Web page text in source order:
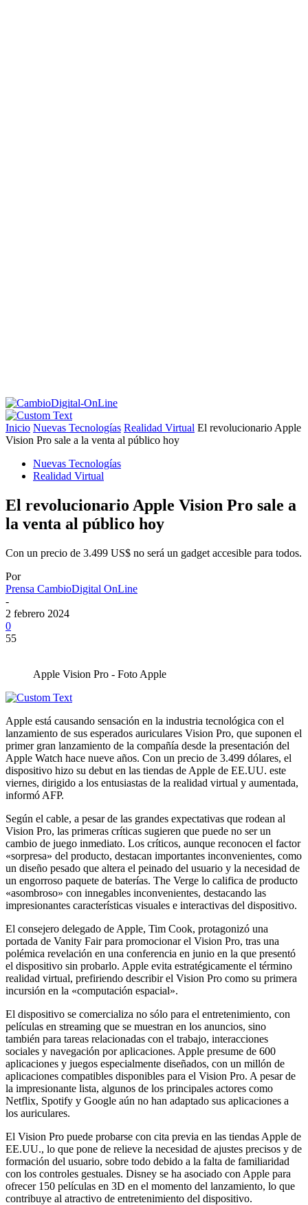
Inicio Nuevas Tecnologías Realidad Virtual El revolucionario Apple
Vision Pro sale a la venta al público hoy
Nuevas Tecnologías
Realidad Virtual
El revolucionario Apple Vision Pro sale a
la venta al público hoy
Con un precio de 3.499 US$ no será un gadget accesible para todos.
Por
Prensa CambioDigital OnLine
-
2 febrero 2024
0
55
Apple Vision Pro - Foto Apple
Apple está causando sensación en la industria tecnológica con el
lanzamiento de sus esperados auriculares Vision Pro, que suponen el
primer gran lanzamiento de la compañía desde la presentación del
Apple Watch hace nueve años. Con un precio de 3.499 dólares, el
dispositivo hizo su debut en las tiendas de Apple de EE.UU. este
viernes, dirigido a los entusiastas de la realidad virtual y aumentada,
informó AFP.
Según el cable, a pesar de las grandes expectativas que rodean al
Vision Pro, las primeras críticas sugieren que puede no ser un
cambio de juego inmediato. Los críticos, aunque reconocen el factor
«sorpresa» del producto, destacan importantes inconvenientes, como
un diseño pesado que altera el peinado del usuario y la necesidad de
un engorroso paquete de baterías. The Verge lo califica de producto
«asombroso» con innegables inconvenientes, destacando las
impresionantes características visuales e interactivas del dispositivo.
El consejero delegado de Apple, Tim Cook, protagonizó una
portada de Vanity Fair para promocionar el Vision Pro, tras una
polémica revelación en una conferencia en junio en la que presentó
el dispositivo sin probarlo. Apple evita estratégicamente el término
realidad virtual, prefiriendo describir el Vision Pro como su primera
incursión en la «computación espacial».
El dispositivo se comercializa no sólo para el entretenimiento, con
películas en streaming que se muestran en los anuncios, sino
también para tareas relacionadas con el trabajo, interacciones
sociales y navegación por aplicaciones. Apple presume de 600
aplicaciones y juegos especialmente diseñados, con un millón de
aplicaciones compatibles disponibles para el Vision Pro. A pesar de
la impresionante lista, algunos de los principales actores como
Netflix, Spotify y Google aún no han adaptado sus aplicaciones a
los auriculares.
El Vision Pro puede probarse con cita previa en las tiendas Apple de
EE.UU., lo que pone de relieve la necesidad de ajustes precisos y de
formación del usuario, sobre todo debido a la falta de familiaridad
con los controles gestuales. Disney se ha asociado con Apple para
ofrecer 150 películas en 3D en el momento del lanzamiento, lo que
contribuye al atractivo de entretenimiento del dispositivo.